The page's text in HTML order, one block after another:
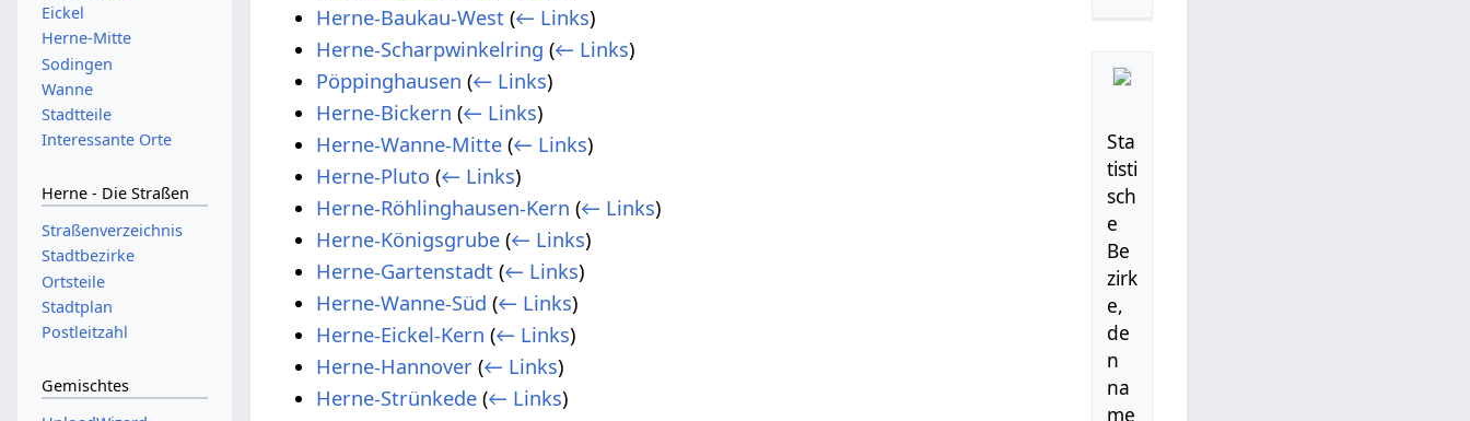
Sta
tisti
sch
e
Be
zirk
e,
de
n
na
me
Herne-Baukau-West (← Links)
Herne-Scharpwinkelring (← Links)
Pöppinghausen (← Links)
Herne-Bickern (← Links)
Herne-Wanne-Mitte (← Links)
Herne-Pluto (← Links)
Herne-Röhlinghausen-Kern (← Links)
Herne-Königsgrube (← Links)
Herne-Gartenstadt (← Links)
Herne-Wanne-Süd (← Links)
Herne-Eickel-Kern (← Links)
Herne-Hannover (← Links)
Herne-Strünkede (← Links)
Eickel
Herne-Mitte
Sodingen
Wanne
Stadtteile
Interessante Orte
Herne - Die Straßen
Straßenverzeichnis
Stadtbezirke
Ortsteile
Stadtplan
Postleitzahl
Gemischtes